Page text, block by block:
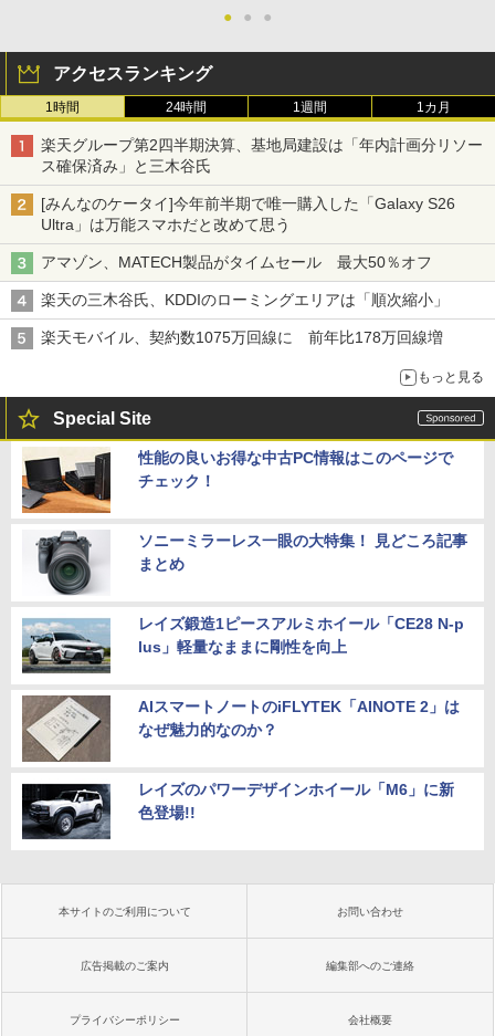
● ● ●
アクセスランキング
1時間 24時間 1週間 1カ月
楽天グループ第2四半期決算、基地局建設は「年内計画分リソー
ス確保済み」と三木谷氏
[みんなのケータイ]今年前半期で唯一購入した「Galaxy S26
Ultra」は万能スマホだと改めて思う
アマゾン、MATECH製品がタイムセール 最大50％オフ
楽天の三木谷氏、KDDIのローミングエリアは「順次縮小」
楽天モバイル、契約数1075万回線に 前年比178万回線増
もっと見る
Special Site
性能の良いお得な中古PC情報はこのページで
チェック！
ソニーミラーレス一眼の大特集！ 見どころ記事
まとめ
レイズ鍛造1ピースアルミホイール「CE28 N-p
lus」軽量なままに剛性を向上
AIスマートノートのiFLYTEK「AINOTE 2」は
なぜ魅力的なのか？
レイズのパワーデザインホイール「M6」に新
色登場!!
本サイトのご利用について お問い合わせ
広告掲載のご案内 編集部へのご連絡
プライバシーポリシー 会社概要